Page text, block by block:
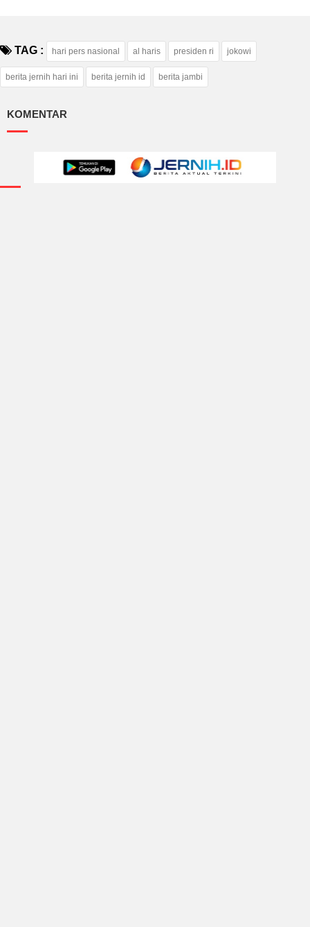
TAG : hari pers nasional al haris presiden ri jokowi
berita jernih hari ini berita jernih id berita jambi
KOMENTAR